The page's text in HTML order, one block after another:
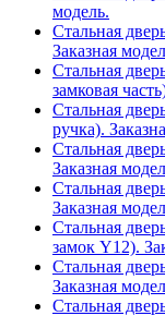
модель.
Стальная
Заказная
Стальная
замковая
Стальная
ручка).
Стальная
Заказная
Стальная
Заказная
Стальная
замок Y12).
Стальная
Заказная
Стальная